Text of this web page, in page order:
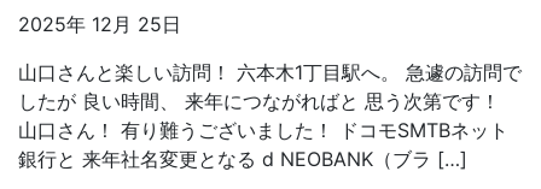
2025年 12月 25日
山口さんと楽しい訪問！ 六本木1丁目駅へ。 急遽の訪問で
したが 良い時間、 来年につながればと 思う次第です！
山口さん！ 有り難うございました！ ドコモSMTBネット
銀行と 来年社名変更となる d NEOBANK（ブラ […]